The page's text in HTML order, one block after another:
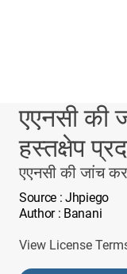
एएनसी की
हस्तक्षेप
एएनसी की जांच
Source : Jhpiego
Author: Banani
View License